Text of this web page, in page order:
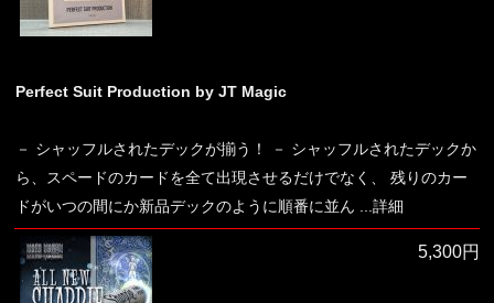
Perfect Suit Production by JT Magic
－ シャッフルされたデックが揃う！ － シャッフルされたデックか
ら、スペードのカードを全て出現させるだけでなく、 残りのカー
ドがいつの間にか新品デックのように順番に並ん ...詳細
5,300円